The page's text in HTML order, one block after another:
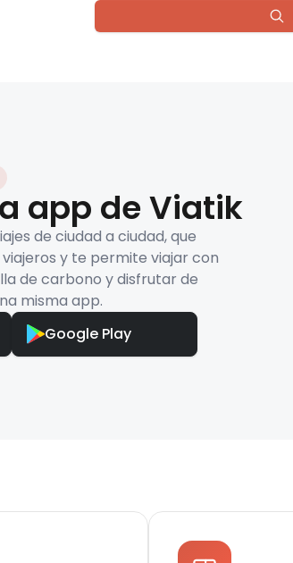
app de Viatik
de ciudad a ciudad, que
y te permite viajar con
de carbono y disfrutar de
misma app.
Google Play